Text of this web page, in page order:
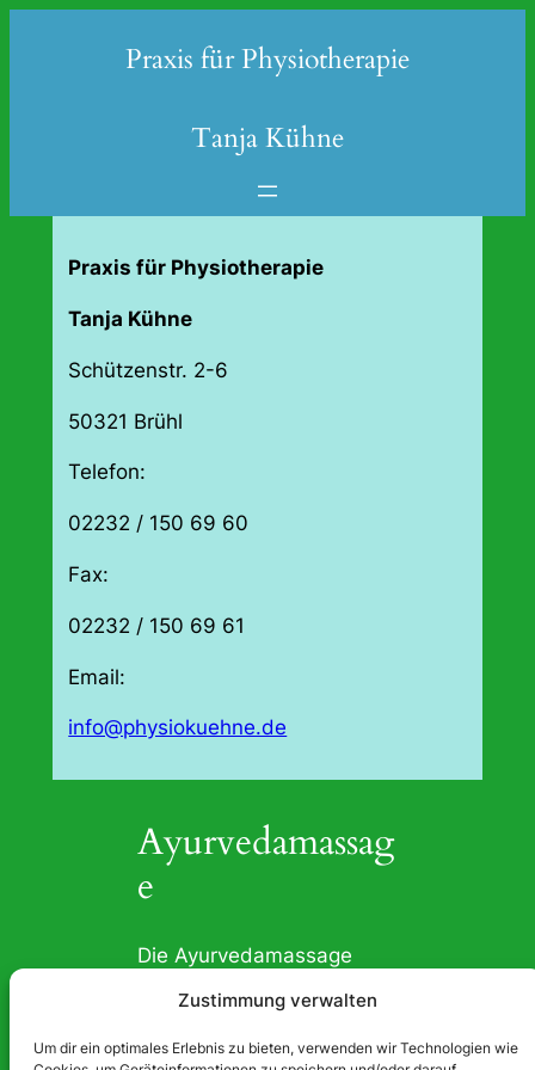
Zustimmung verwalten
Um dir ein optimales Erlebnis zu bieten, verwenden wir Technologien wie
Praxis für Physiotherapie
Tanja Kühne
Praxis für Physiotherapie
Tanja Kühne
Schützenstr. 2-6
50321 Brühl
Telefon:
02232 / 150 69 60
Fax:
02232 / 150 69 61
Email:
info@physiokuehne.de
Ayurvedamassag
e
Die Ayurvedamassage
traditionellen indische
Heilkunst, welche mehrere